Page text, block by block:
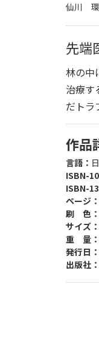
仙川
先端
林の中
治療す
だトラ
作品
言語：
ISBN-10
ISBN-13
ページ：
刷 色：
サイズ：
重 量：
発行日：
出版社：